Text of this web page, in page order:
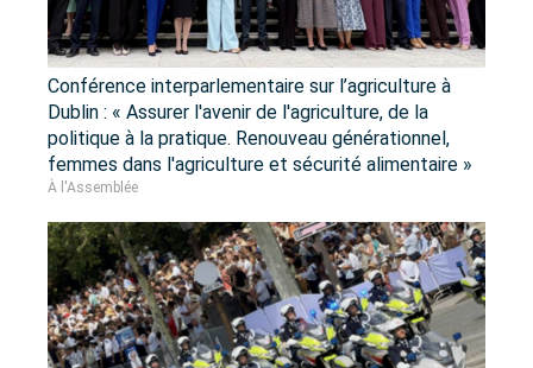
Conférence interparlementaire sur l’agriculture à
Dublin : « Assurer l'avenir de l'agriculture, de la
politique à la pratique. Renouveau générationnel,
femmes dans l'agriculture et sécurité alimentaire »
À l'Assemblée